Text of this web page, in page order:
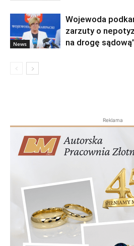
News
Wojewoda
zarzuty o
na drogę
Reklama